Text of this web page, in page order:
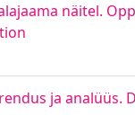
näitel.
ja analüüs.